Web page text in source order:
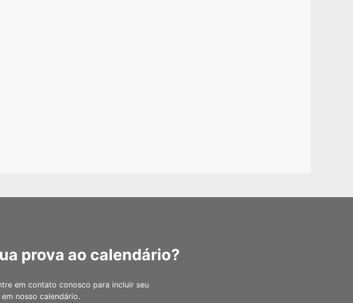
prova ao calendário?
em contato conosco para incluir seu
nosso calendário.